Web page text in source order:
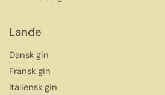
Lande
Dansk gin
Fransk gin
Italiensk gin